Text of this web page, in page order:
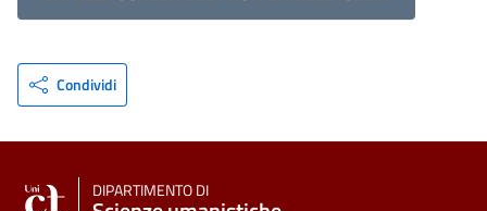
Condividi
DIPARTIMENTO DI